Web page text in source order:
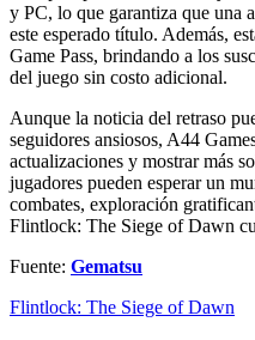
y PC, lo que garantiza que una
este esperado título. Además,
Game Pass, brindando a los
del juego sin costo adicional.
Aunque la noticia del retraso
seguidores ansiosos, A44
actualizaciones y mostrar más
jugadores pueden esperar un
combates, exploración
Flintlock: The Siege of Dawn
Fuente: Gematsu
Flintlock: The Siege of Dawn